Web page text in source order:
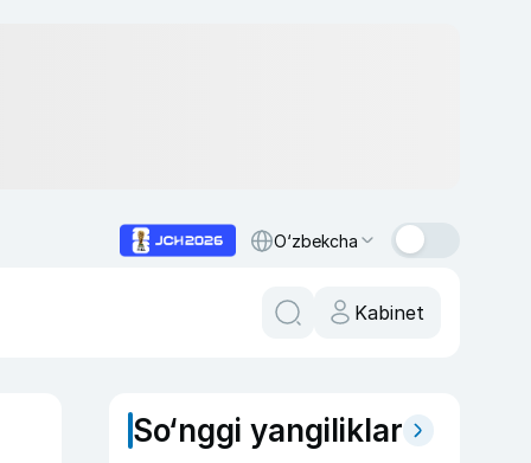
O‘zbekcha
Kabinet
So‘nggi yangiliklar